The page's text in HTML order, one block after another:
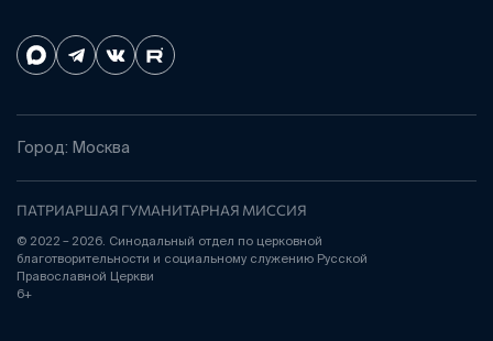
Город: Москва
ПАТРИАРШАЯ ГУМАНИТАРНАЯ МИССИЯ
© 2022 – 2026. Синодальный отдел по церковной
благотворительности и социальному служению Русской
Православной Церкви
6+